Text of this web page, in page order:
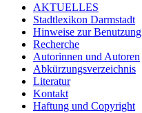
AKTUELLES
Stadtlexikon Darmstadt
Hinweise zur Benutzung
Recherche
Autorinnen und Autoren
Abkürzungsverzeichnis
Literatur
Kontakt
Haftung und Copyright